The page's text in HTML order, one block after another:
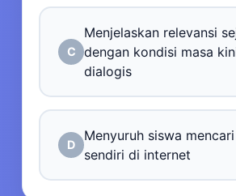
C
Menjelaskan relevansi
dengan kondisi masa
dialogis
D
Menyuruh siswa
sendiri di internet